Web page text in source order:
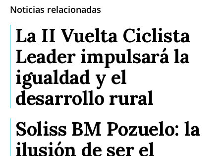
Noticias relacionadas
La II Vuelta Ciclista
Leader impulsará la
igualdad y el
desarrollo rural
Soliss BM Pozuelo: la
ilusión de ser el